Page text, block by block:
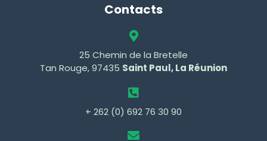
Contacts
25 Chemin de la Bretelle
Tan Rouge, 97435 Saint Paul, La Réunion
+ 262 (0) 692 76 30 90